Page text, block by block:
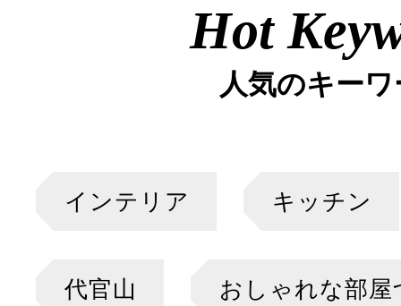
Hot
人気のキー
インテリア キッチン
代官山 おしゃれな部屋